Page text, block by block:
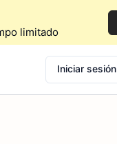
limitado
Iniciar sesión